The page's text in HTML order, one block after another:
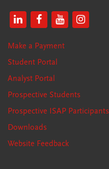
Make a Payment
Student Portal
Analyst Portal
Prospective Students
Prospective ISAP Participants
Downloads
Website Feedback